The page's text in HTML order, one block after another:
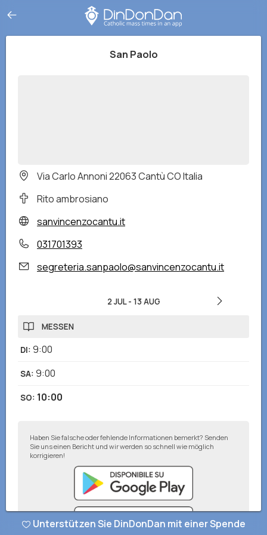
San Paolo
Via Carlo Annoni 22063 Cantù CO Italia
Rito ambrosiano
sanvincenzocantu.it
031701393
segreteria.sanpaolo@sanvincenzocantu.it
2 JUL- 13 AUG
MESSEN
DI: 9:00
SA: 9:00
SO: 10:00
Haben Sie falsche oder fehlende Informationen bemerkt? Senden
Sie uns einen Bericht und wir werden so schnell wie möglich
korrigieren!
Unterstützen Sie DinDonDan mit einer Spende